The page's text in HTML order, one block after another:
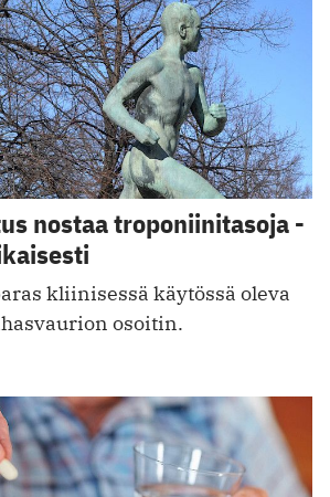
nostaa troponiinitasoja -
kliinisessä käytössä oleva
osoitin.